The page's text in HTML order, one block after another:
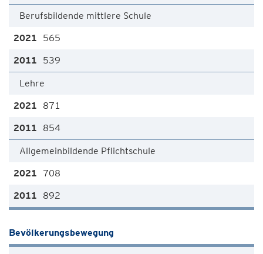
Berufsbildende mittlere Schule
565
539
Lehre
871
854
Allgemeinbildende Pflichtschule
708
892
Bevölkerungsbewegung